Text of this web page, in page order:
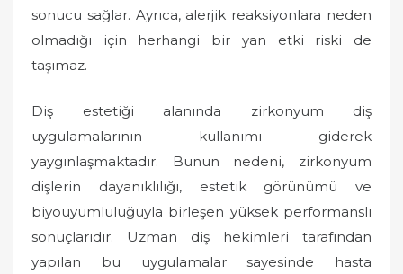
sonucu sağlar. Ayrıca, alerjik reaksiyonlara neden
olmadığı için herhangi bir yan etki riski de
taşımaz.
Diş estetiği alanında zirkonyum diş
uygulamalarının kullanımı giderek
yaygınlaşmaktadır. Bunun nedeni, zirkonyum
dişlerin dayanıklılığı, estetik görünümü ve
biyouyumluluğuyla birleşen yüksek performanslı
sonuçlarıdır. Uzman diş hekimleri tarafından
yapılan bu uygulamalar sayesinde hasta